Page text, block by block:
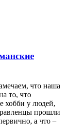
что наша
то, что
хобби у людей,
прошли
а что –